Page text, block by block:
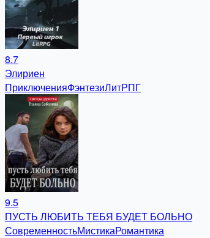
8.7
Элириен
ПриключенияФэнтезиЛитРПГ
9.5
ПУСТЬ ЛЮБИТЬ ТЕБЯ БУДЕТ БОЛЬНО
СовременностьМистикаРомантика